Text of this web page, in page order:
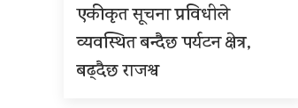
एकीकृत सूचना प्रविधीले
व्यवस्थित बन्दैछ पर्यटन क्षेत्र,
बढ्दैछ राजश्व